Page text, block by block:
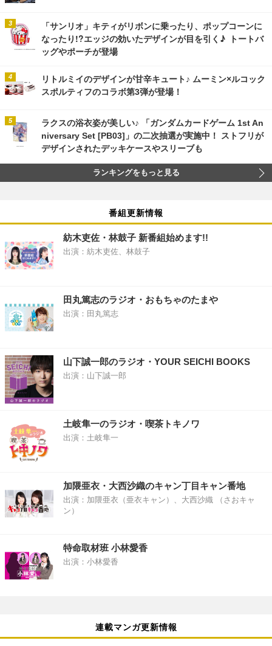
「サンリオ」キティがリボンに乗ったり、ポップコーンに
なったり!?エッジの効いたデザインが目を引く♪ トートバ
ッグやポーチが登場
リトルミイのデザインが甘辛キュート♪ ムーミン×ルコック
スポルティフのコラボ第3弾が登場！
ラクスの浴衣姿が美しい♪ 「ガンダムカードゲーム 1st An
niversary Set [PB03]」の二次抽選が実施中！ ストフリが
デザインされたデッキケースやスリーブも
ランキングをもっと見る
番組更新情報
紡木吏佐・林鼓子 新番組始めます!!
出演：紡木吏佐、林鼓子
田丸篤志のラジオ・おもちゃのたまや
出演：田丸篤志
山下誠一郎のラジオ・YOUR SEICHI BOOKS
出演：山下誠一郎
土岐隼一のラジオ・喫茶トキノワ
出演：土岐隼一
加隈亜衣・大西沙織のキャン丁目キャン番地
出演：加隈亜衣（亜衣キャン）、大西沙織 （さおキャ
ン）
特命取材班 小林愛香
出演：小林愛香
連載マンガ更新情報